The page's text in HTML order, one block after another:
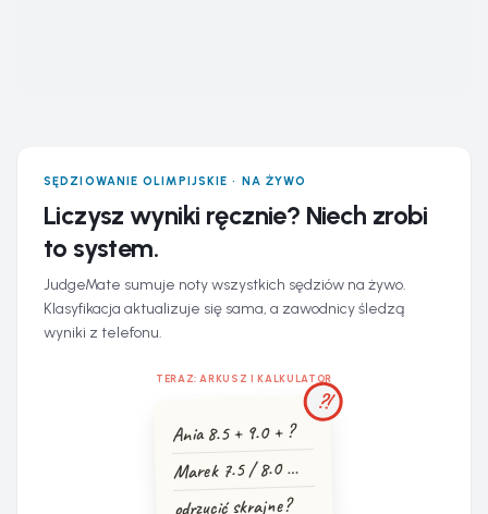
SĘDZIOWANIE OLIMPIJSKIE · NA ŻYWO
Liczysz wyniki ręcznie? Niech zrobi
to system.
JudgeMate sumuje noty wszystkich sędziów na żywo.
Klasyfikacja aktualizuje się sama, a zawodnicy śledzą
wyniki z telefonu.
TERAZ: ARKUSZ I KALKULATOR
Ania 8.5 + 9.0 + ?
Marek 7.5 / 8.0 …
odrzucić skrajne?
?!